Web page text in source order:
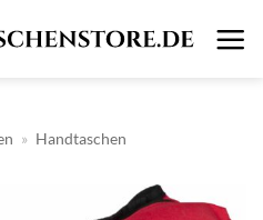
» Handtaschen